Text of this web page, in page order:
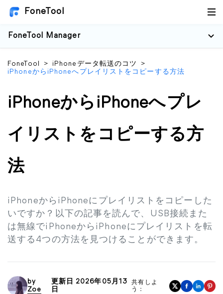
FoneTool
FoneTool Manager
FoneTool > iPhoneデータ転送のコツ
>
iPhoneからiPhoneへプレイリストをコピーする方法
iPhoneからiPhoneへプレ
イリストをコピーする方
法
iPhoneからiPhoneにプレイリストをコピーした
いですか？以下の記事を読んで、USB接続また
は無線でiPhoneからiPhoneにプレイリストを転
送する4つの方法を見つけることができます。
by
Zoe
更新日 2026年05月13
日
共有しよ
う：